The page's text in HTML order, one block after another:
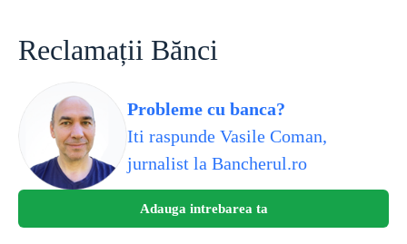
contentReclamații Bănci
Probleme cu banca?
Iti raspunde Vasile Coman,
jurnalist la Bancherul.ro
Adauga intrebarea ta